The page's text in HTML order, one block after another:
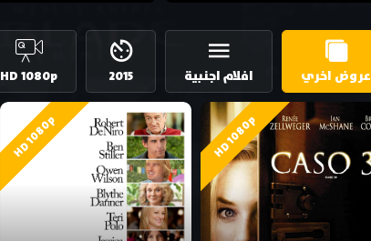
عروض اخري افلام اجنبية 2015
HD 1080p
HD 1080p
HD 1080p